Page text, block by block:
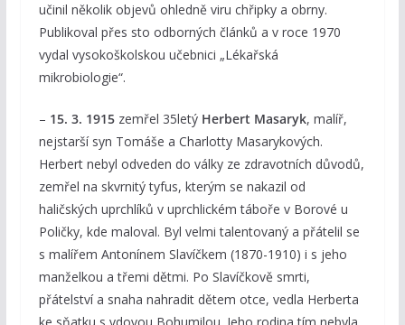
učinil několik objevů ohledně viru chřipky a obrny.
Publikoval přes sto odborných článků a v roce 1970
vydal vysokoškolskou učebnici „Lékařská
mikrobiologie“.
– 15. 3. 1915zemřel 35letý Herbert Masaryk, malíř,
nejstarší syn Tomáše a Charlotty Masarykových.
Herbert nebyl odveden do války ze zdravotních důvodů,
zemřel na skvrnitý tyfus, kterým se nakazil od
haličských uprchlíků v uprchlickém táboře v Borové u
Poličky, kde maloval. Byl velmi talentovaný a přátelil se
s malířem Antonínem Slavíčkem (1870-1910) i s jeho
manželkou a třemi dětmi. Po Slavíčkově smrti,
přátelství a snaha nahradit dětem otce, vedla Herberta